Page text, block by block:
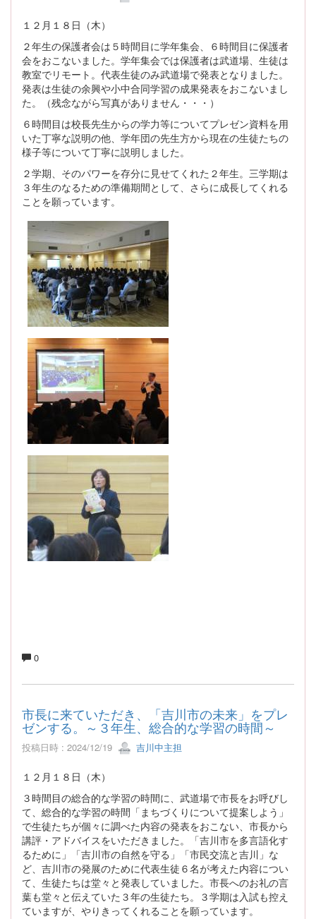
１２月１８日（木）
２年生の保護者会は５時間目に学年集会、６時間目に保護者
会をおこないました。学年集会では保護者は武道場、生徒は
教室でリモート。代表生徒のみ武道場で発表となりました。
発表は生徒の余興や小中合同学習の成果発表をおこないまし
た。（残念ながら写真がありません・・・）
６時間目は校長先生からの学力等についてプレゼン資料を用
いた丁寧な説明の他、学年団の先生方から現在の生徒たちの
様子等について丁寧に説明しました。
２学期、そのパワーを存分に見せてくれた２年生。三学期は
３年生のなるための準備期間として、さらに成長してくれる
ことを願っています。
0
市長に来ていただき、「吉川市の未来」をプレ
ゼンする。～３年生、総合的な学習の時間～
投稿日時 : 2024/12/19 吉川中主担
１２月１８日（木）
３時間目の総合的な学習の時間に、武道場で市長をお呼びし
て、総合的な学習の時間「まちづくりについて提案しよう」
で生徒たちが個々に調べた内容の発表をおこない、市長から
講評・アドバイスをいただきました。「吉川市を多言語化す
るために」「吉川市の自然を守る」「市民交流と吉川」な
ど、吉川市の発展のために代表生徒６名が考えた内容につい
て、生徒たちは堂々と発表していました。市長へのお礼の言
葉も堂々と伝えていた３年の生徒たち。３学期は入試も控え
ていますが、やりきってくれることを願っています。